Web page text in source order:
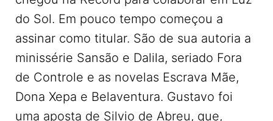
do Sol. Em pouco tempo começou a
assinar como titular. São de sua autoria a
minissérie Sansão e Dalila, seriado Fora
de Controle e as novelas Escrava Mãe,
Dona Xepa e Belaventura. Gustavo foi
uma aposta de Silvio de Abreu, que,